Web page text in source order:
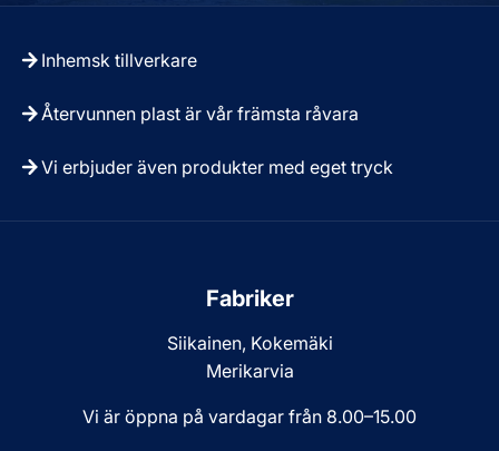
Inhemsk tillverkare
Återvunnen plast är vår främsta råvara
Vi erbjuder även produkter med eget tryck
Fabriker
Siikainen, Kokemäki
Merikarvia
Vi är öppna på vardagar från 8.00–15.00